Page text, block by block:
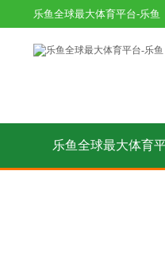
乐鱼全球最大体育平台-乐鱼
乐鱼全球最大体育